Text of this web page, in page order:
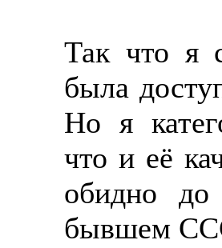
Так что я
была
Но я
что и её
обидно до
бывшем